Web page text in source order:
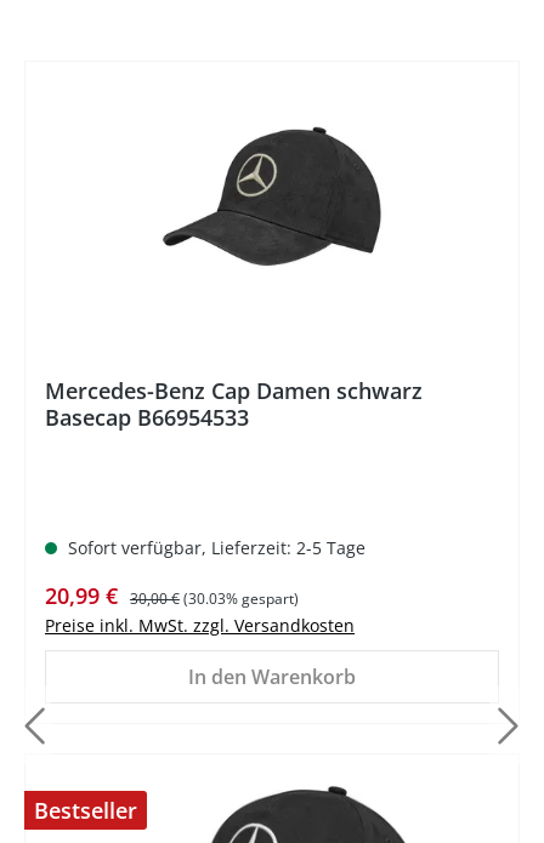
Mercedes-Benz Cap Damen schwarz
Basecap B66954533
Sofort verfügbar, Lieferzeit: 2-5 Tage
Verkaufspreis:
20,99 € Regulärer Preis:
30,00 €(30.03% gespart)
Preise inkl. MwSt. zzgl. Versandkosten
In den Warenkorb
Bestseller